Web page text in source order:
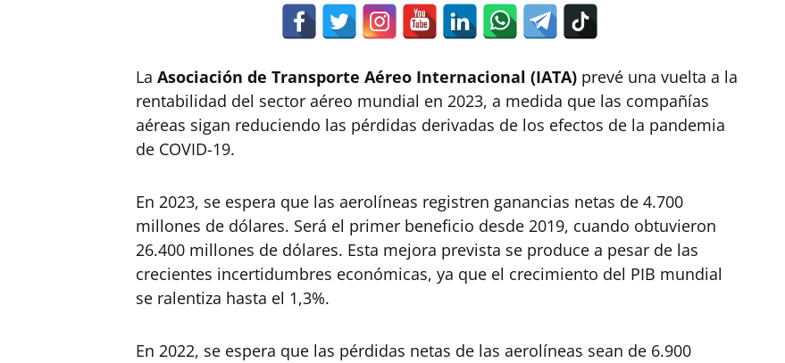
La Asociación de Transporte Aéreo Internacional (IATA) prevé una vuelta a la
rentabilidad del sector aéreo mundial en 2023, a medida que las compañías
aéreas sigan reduciendo las pérdidas derivadas de los efectos de la pandemia
de COVID-19.
En 2023, se espera que las aerolíneas registren ganancias netas de 4.700
millones de dólares. Será el primer beneficio desde 2019, cuando obtuvieron
26.400 millones de dólares. Esta mejora prevista se produce a pesar de las
crecientes incertidumbres económicas, ya que el crecimiento del PIB mundial
se ralentiza hasta el 1,3%.
En 2022, se espera que las pérdidas netas de las aerolíneas sean de 6.900